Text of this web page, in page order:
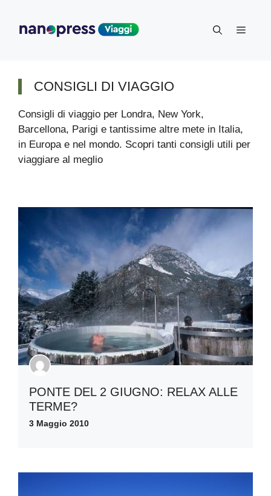
contenuto
Menu
CONSIGLI DI VIAGGIO
Consigli di viaggio per Londra, New York,
Barcellona, Parigi e tantissime altre mete in Italia,
in Europa e nel mondo. Scopri tanti consigli utili per
viaggiare al meglio
PONTE DEL 2 GIUGNO: RELAX ALLE
TERME?
3 Maggio 2010